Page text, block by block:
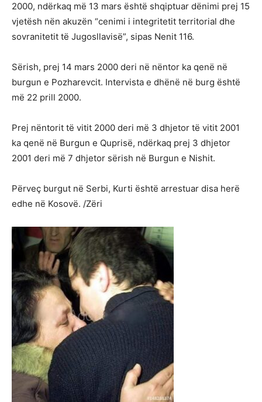
2000, ndërkaq më 13 mars është shqiptuar dënimi prej 15
vjetësh nën akuzën “cenimi i integritetit territorial dhe
sovranitetit të Jugosllavisë”, sipas Nenit 116.
Sërish, prej 14 mars 2000 deri në nëntor ka qenë në
burgun e Pozharevcit. Intervista e dhënë në burg është
më 22 prill 2000.
Prej nëntorit të vitit 2000 deri më 3 dhjetor të vitit 2001
ka qenë në Burgun e Quprisë, ndërkaq prej 3 dhjetor
2001 deri më 7 dhjetor sërish në Burgun e Nishit.
Përveç burgut në Serbi, Kurti është arrestuar disa herë
edhe në Kosovë. /Zëri